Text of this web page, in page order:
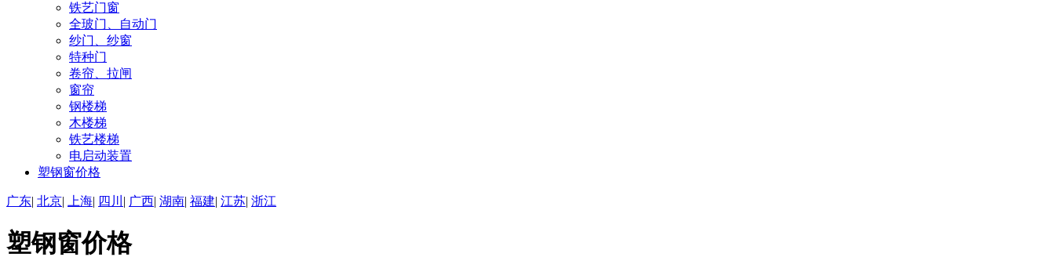
铁艺门窗
全玻门、自动门
纱门、纱窗
特种门
卷帘、拉闸
窗帘
钢楼梯
木楼梯
铁艺楼梯
电启动装置
塑钢窗价格
广东| 北京| 上海| 四川 | 广西| 湖南| 福建| 江苏| 浙江
塑钢窗价格